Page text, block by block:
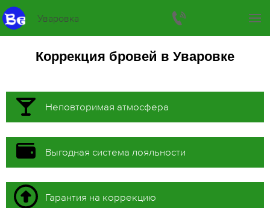
Уваровка
Коррекция бровей в Уваровке
Неповторимая атмосфера
Выгодная система лояльности
Гарантия на коррекцию